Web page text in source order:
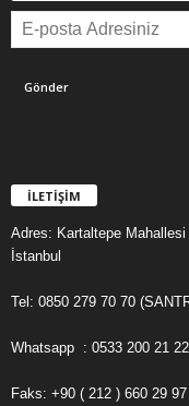
İLETİŞİM
Adres: Kartaltepe
İstanbul
Tel: 0850 279 70 70
Whatsapp : 0533 200 21 22
Faks: +90 ( 212 ) 660 29 97